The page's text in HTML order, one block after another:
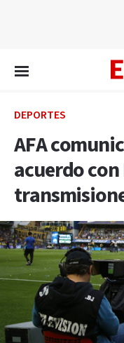
DEPORTES
AFA
acuerdo